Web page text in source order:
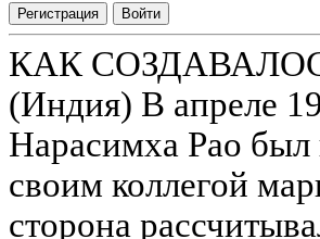
Регистрация Войти
КАК
(Индия) В апреле
Нарасимха Рао был
своим коллегой
сторона